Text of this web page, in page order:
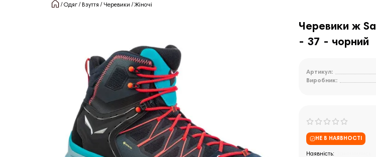
Одяг Взуття Черевики Жіночі
Черевики ж
- 37 - чорний
Артикул:
Виробник:
НЕ В НАЯВНОСТІ